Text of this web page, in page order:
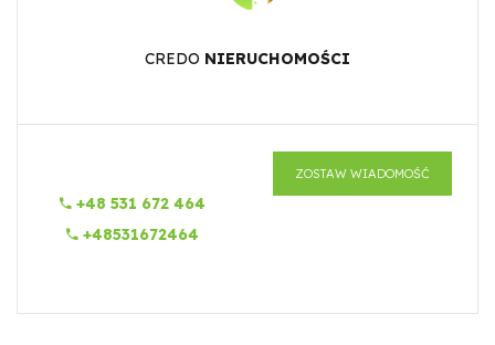
CREDO NIERUCHOMOŚCI
+48 531 672 464
+48531672464
ZOSTAW WIADOMOŚĆ